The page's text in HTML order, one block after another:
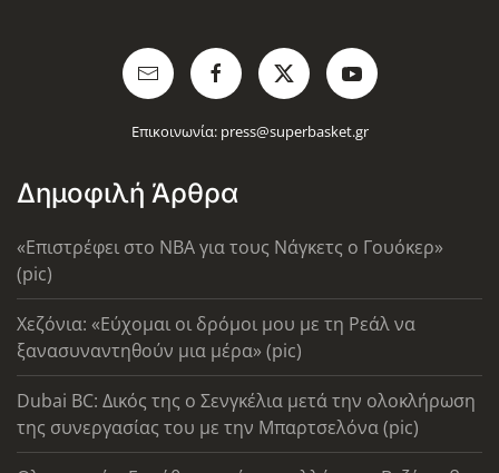
Επικοινωνία: press@superbasket.gr
Δημοφιλή Άρθρα
«Επιστρέφει στο ΝΒΑ για τους Νάγκετς ο Γουόκερ»
(pic)
Χεζόνια: «Εύχομαι οι δρόμοι μου με τη Ρεάλ να
ξανασυναντηθούν μια μέρα» (pic)
Dubai BC: Δικός της ο Σενγκέλια μετά την ολοκλήρωση
της συνεργασίας του με την Μπαρτσελόνα (pic)